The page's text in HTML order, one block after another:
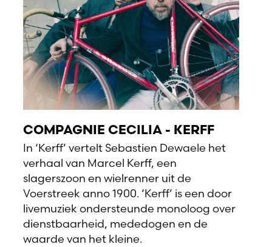
COMPAGNIE CECILIA - KERFF
In ‘Kerff’ vertelt Sebastien Dewaele het
verhaal van Marcel Kerff, een
slagerszoon en wielrenner uit de
Voerstreek anno 1900. ‘Kerff’ is een door
livemuziek ondersteunde monoloog over
dienstbaarheid, mededogen en de
waarde van het kleine.